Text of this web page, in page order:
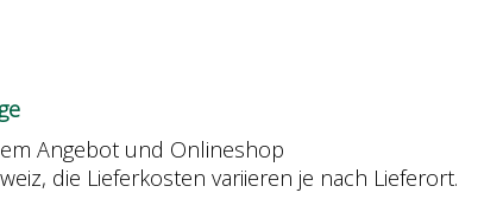
Angebot und Onlineshop
die Lieferkosten variieren je nach Lieferort.